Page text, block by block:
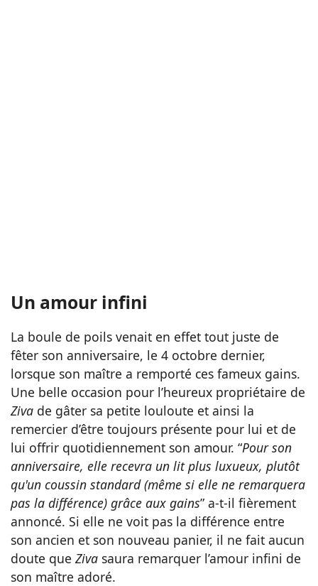
Un amour infini
La boule de poils venait en effet tout juste de
fêter son anniversaire, le 4 octobre dernier,
lorsque son maître a remporté ces fameux gains.
Une belle occasion pour l’heureux propriétaire de
Ziva de gâter sa petite louloute et ainsi la
remercier d’être toujours présente pour lui et de
lui offrir quotidiennement son amour. “Pour son
anniversaire, elle recevra un lit plus luxueux, plutôt
qu'un coussin standard (même si elle ne remarquera
pas la différence) grâce aux gains” a-t-il fièrement
annoncé. Si elle ne voit pas la différence entre
son ancien et son nouveau panier, il ne fait aucun
doute que Ziva saura remarquer l’amour infini de
son maître adoré.